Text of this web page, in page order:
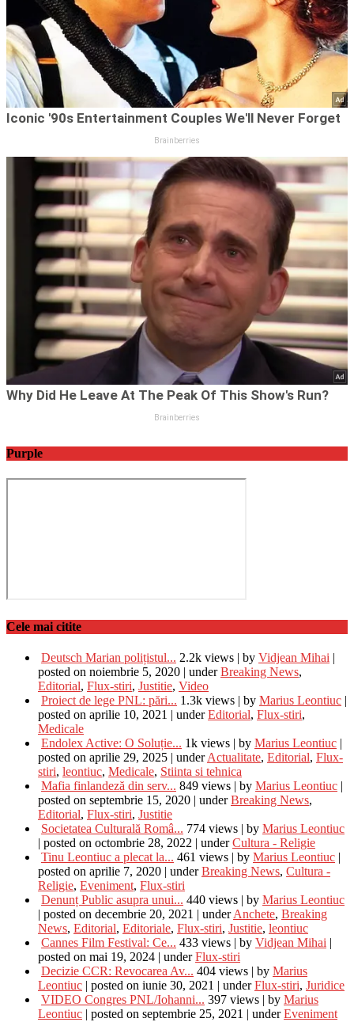
Purple
Cele mai citite
Deutsch Marian polițistul... 2.2k views | by Vidjean Mihai |
posted on noiembrie 5, 2020 | underBreaking News,
Editorial, Flux-stiri, Justitie, Video
Proiect de lege PNL: pări... 1.3k views | by Marius Leontiuc |
posted on aprilie 10, 2021 | underEditorial, Flux-stiri,
Medicale
Endolex Active: O Soluție... 1k views | by Marius Leontiuc |
posted on aprilie 29, 2025 | underActualitate, Editorial, Flux-
stiri, leontiuc, Medicale, Stiinta si tehnica
Mafia finlandeză din serv... 849 views | by Marius Leontiuc |
posted on septembrie 15, 2020 | underBreaking News,
Editorial, Flux-stiri, Justitie
Societatea Culturală Româ... 774 views | by Marius Leontiuc
| posted on octombrie 28, 2022 | underCultura - Religie
Tinu Leontiuc a plecat la... 461 views | by Marius Leontiuc |
posted on aprilie 7, 2020 | underBreaking News, Cultura -
Religie, Eveniment, Flux-stiri
Denunț Public asupra unui... 440 views | by Marius Leontiuc
| posted on decembrie 20, 2021 | underAnchete, Breaking
News, Editorial, Editoriale, Flux-stiri, Justitie, leontiuc
Cannes Film Festival: Ce... 433 views | by Vidjean Mihai |
posted on mai 19, 2024 | underFlux-stiri
Decizie CCR: Revocarea Av... 404 views | by Marius
Leontiuc | posted on iunie 30, 2021 | underFlux-stiri, Juridice
VIDEO Congres PNL/Iohanni... 397 views | by Marius
Leontiuc | posted on septembrie 25, 2021 | underEveniment